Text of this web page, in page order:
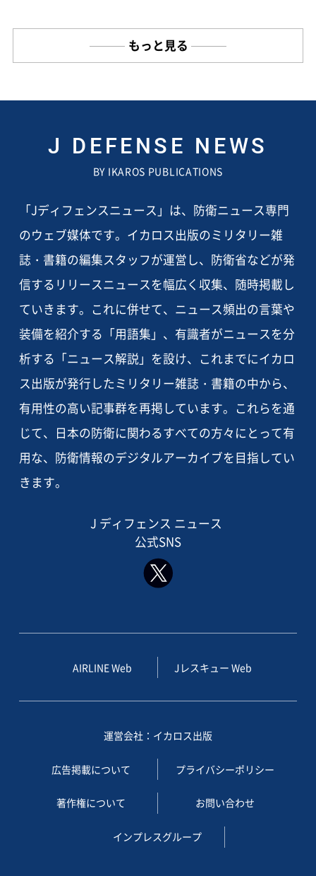
もっと見る
J DEFENSE NEWS
BY IKAROS PUBLICATIONS
「Jディフェンスニュース」は、防衛ニュース専門
のウェブ媒体です。イカロス出版のミリタリー雑
誌・書籍の編集スタッフが運営し、防衛省などが発
信するリリースニュースを幅広く収集、随時掲載し
ていきます。これに併せて、ニュース頻出の言葉や
装備を紹介する「用語集」、有識者がニュースを分
析する「ニュース解説」を設け、これまでにイカロ
ス出版が発行したミリタリー雑誌・書籍の中から、
有用性の高い記事群を再掲しています。これらを通
じて、日本の防衛に関わるすべての方々にとって有
用な、防衛情報のデジタルアーカイブを目指してい
きます。
J ディフェンス ニュース
公式SNS
AIRLINE Web Jレスキュー Web
運営会社：イカロス出版
広告掲載について プライバシーポリシー
著作権について お問い合わせ
インプレスグループ